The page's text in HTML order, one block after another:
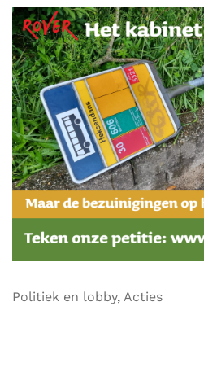
Politiek en lobby, Acties